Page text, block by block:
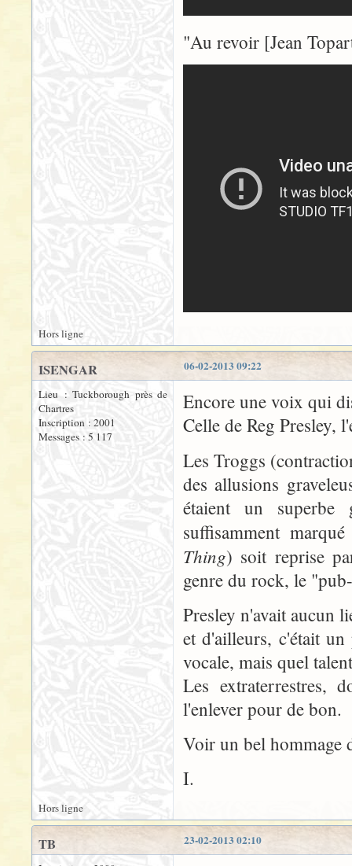
"Au revoir [Jean
Hors ligne
06-02-2013 09:22
ISENGAR
Lieu : Tuckborough près de
Chartres
Inscription : 2001
Messages : 5 117
Encore une voix qui
Celle de Reg Presley,
Les Troggs
des allusions
étaient un superbe
suffisamment
Thing) soit reprise
genre du rock, le
Presley n'avait aucun
et d'ailleurs, c'était
vocale, mais quel
Les extraterrestres,
l'enlever pour de bon.
Voir un bel hommage
I.
Hors ligne
23-02-2013 02:10
TB